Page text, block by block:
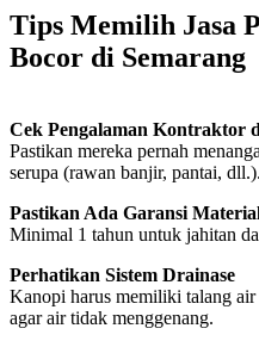
Tips Memilih Jasa
Bocor di Semarang
Cek Pengalaman Kontraktor
Pastikan mereka pernah
serupa (rawan banjir, pantai, dll.).
Pastikan Ada Garansi
Minimal 1 tahun untuk jahitan
Perhatikan Sistem Drainase
Kanopi harus memiliki talang
agar air tidak menggenang.